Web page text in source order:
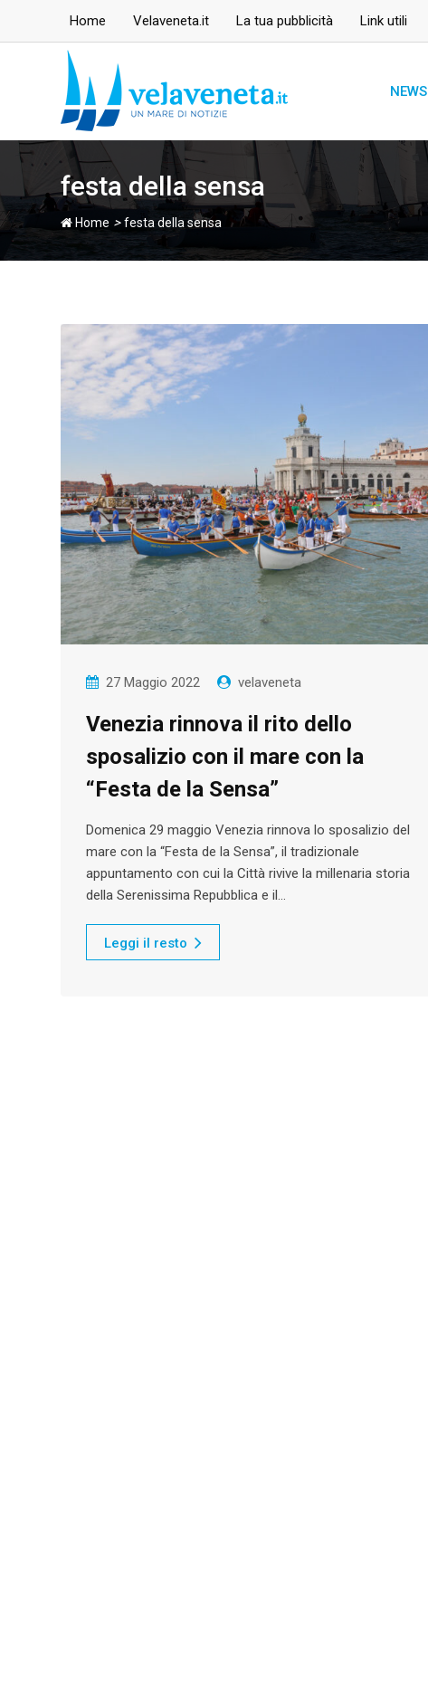
Home Velaveneta.it La tua pubblicità Link utili
NEWS
festa della sensa
Home >festa della sensa
27 Maggio 2022 velaveneta
Venezia rinnova il rito dello
sposalizio con il mare con la
“Festa de la Sensa”
Domenica 29 maggio Venezia rinnova lo sposalizio del
mare con la “Festa de la Sensa”, il tradizionale
appuntamento con cui la Città rivive la millenaria storia
della Serenissima Repubblica e il…
Leggi il resto